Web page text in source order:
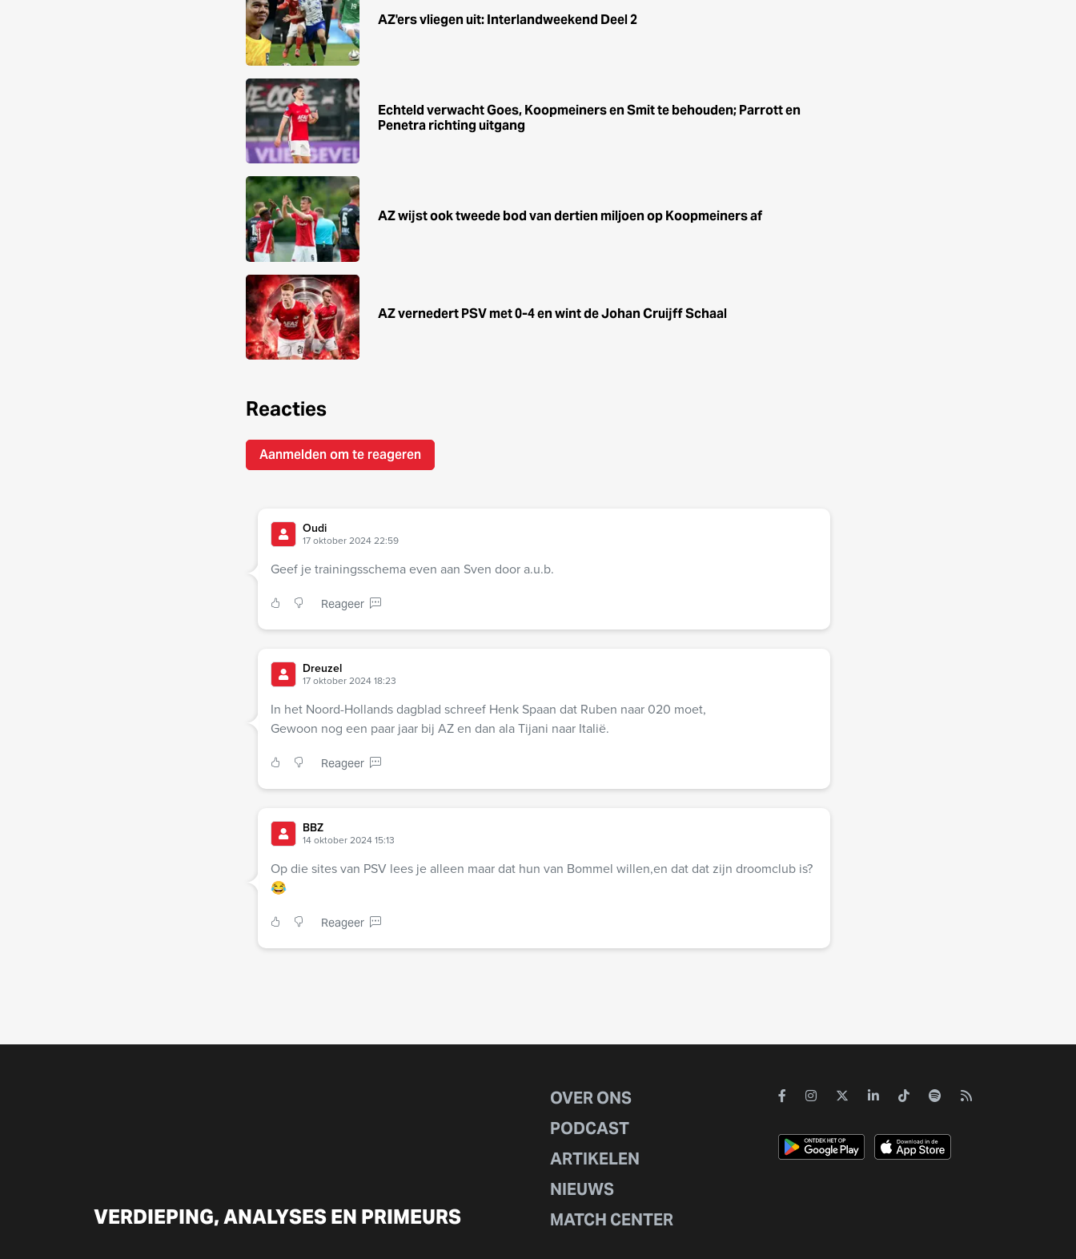
AZ'ers vliegen uit: Interlandweekend Deel 2
Echteld verwacht Goes, Koopmeiners en Smit te behouden; Parrott en
Penetra richting uitgang
AZ wijst ook tweede bod van dertien miljoen op Koopmeiners af
AZ vernedert PSV met 0-4 en wint de Johan Cruijff Schaal
Reacties
Aanmelden om te reageren
Oudi
17 oktober 2024 22:59
Geef je trainingsschema even aan Sven door a.u.b.
Reageer
Dreuzel
17 oktober 2024 18:23
In het Noord-Hollands dagblad schreef Henk Spaan dat Ruben naar 020 moet,
Gewoon nog een paar jaar bij AZ en dan ala Tijani naar Italië.
Reageer
BBZ
14 oktober 2024 15:13
Op die sites van PSV lees je alleen maar dat hun van Bommel willen,en dat dat zijn droomclub is?
😂
Reageer
VERDIEPING, ANALYSES EN PRIMEURS
OVER ONS
PODCAST
ARTIKELEN
NIEUWS
MATCH CENTER